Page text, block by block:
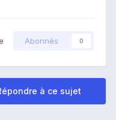
Abonnés 0
à ce sujet